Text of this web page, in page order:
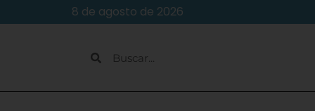
8 de agosto de 2026